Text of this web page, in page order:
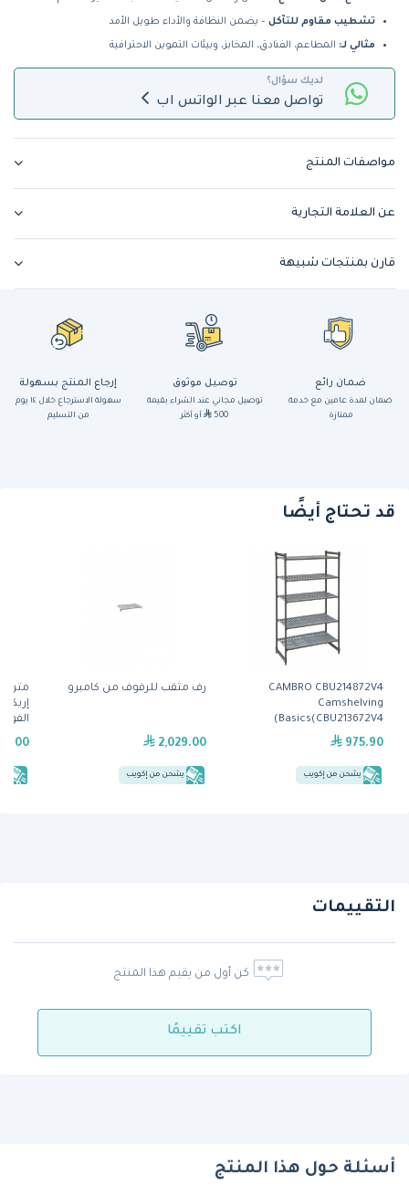
تشطيب مقاوم للتآكل – يضمن النظافة والأداء طويل الأمد
مثالي لـ: المطاعم، الفنادق، المخابز، وبيئات التموين الاحترافية
لديك سؤال؟
تواصل معنا عبر الواتس اب
مواصفات المنتج
عن العلامة التجارية
قارن بمنتجات شبيهة
ضمان رائع
ضمان لمدة عامين مع خدمة
ممتازة
توصيل موثوق
توصيل مجاني عند الشراء بقيمة
500
أو أكثر
إرجاع المنتج بسهولة
سهولة الاسترجاع خلال ١٤ يوم
من التسليم
قد تحتاج أيضًا
CAMBRO CBU214872V4
Camshelving
Basics(CBU213672V4)
975.90
يشحن من إكويب
رف مثقب للرفوف من كامبرو
2,029.00
يشحن من إكويب
التقييمات
كن أول من يقيم هذا المنتج
اكتب تقييمًا
أسئلة حول هذا المنتج